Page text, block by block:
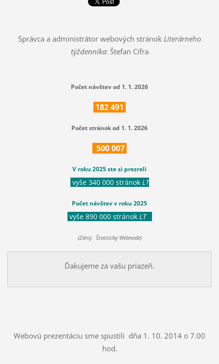
Správca a administrátor webových stránok Literárneho
týždenníka: Štefan Cifra
Počet návštev od 1. 1. 2026
182491
Počet stránok od 1. 1. 2026
500007
V roku 2025 ste si prezreli
vyše 340 000 stránok LT
Počet návštev v roku 2025
vyše 890 000 stránok LT
(Zdroj: Štatistiky Webnode)
Ďakujeme za vašu priazeň.
Webovú prezentáciu sme spustili dňa 1. 10. 2014 o 7.00
hod.